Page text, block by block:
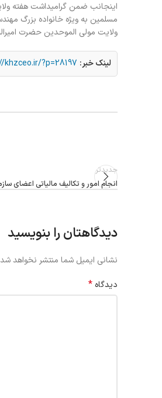
اینجانب ضمن گرامیداشت هفته
مسلمین به ویژه خانواده بزرگ
ولایت مولی ‌الموحدین حضرت
لینک خبر: ?p=28197
جدیدتر
انجام امور و تکالیف مالیاتی اعضای
دیدگاهتان را بنویسید
نشانی ایمیل شما منتشر نخواهد
دیدگاه *